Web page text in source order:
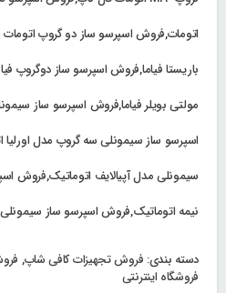
اتومات,فروش اسپرسو ساز دو گروپ
باریستا فیاما,فروش اسپرسو ساز دوگروپ
مولتی بویلر فیاما,فروش اسپرسو ساز
اسپرسو ساز سیمونلی سه گروپ مدل
سیمونلی مدل آپیالایف اتوماتیک,فروش
نیمه اتوماتیک,فروش اسپرسو ساز
دسته بندی: فروش تجهیزات کافی شاپ,
فروشگاه اینترنتی